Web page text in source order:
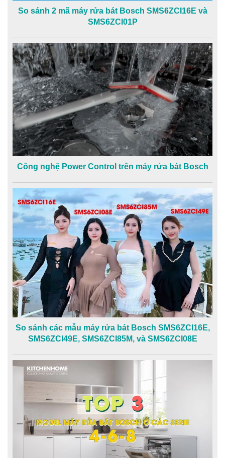
So sánh 2 mã máy rửa bát Bosch SMS6ZCI16E và
SMS6ZCI01P
Công nghệ Power Control trên máy rửa bát Bosch
So sánh các mẫu máy rửa bát Bosch SMS6ZCI16E,
SMS6ZCI49E, SMS6ZCI85M, và SMS6ZCI08E